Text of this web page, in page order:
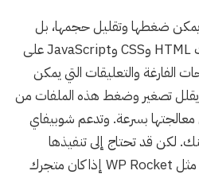
ضغطها وتقليل حجمها، بل
الأكواد أيضًا. قد تحتوي ملفات HTML وCSS وJavaScript على
الفارغة والتعليقات التي يمكن
يقلل تصغير وضغط هذه الملفات من
بسرعة. وتدعم شوبيفاي
لكن قد تحتاج إلى تنفيذها
بنفسك أو استخدام إضافات مثل WP Rocket إذا كان متجرك